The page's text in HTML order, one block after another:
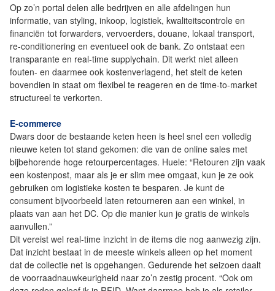
Op zo’n portal delen alle bedrijven en alle afdelingen hun
informatie, van styling, inkoop, logistiek, kwaliteitscontrole en
financiën tot forwarders, vervoerders, douane, lokaal transport,
re-conditionering en eventueel ook de bank. Zo ontstaat een
transparante en real-time supplychain. Dit werkt niet alleen
fouten- en daarmee ook kostenverlagend, het stelt de keten
bovendien in staat om flexibel te reageren en de time-to-market
structureel te verkorten.
E-commerce
Dwars door de bestaande keten heen is heel snel een volledig
nieuwe keten tot stand gekomen: die van de online sales met
bijbehorende hoge retourpercentages. Huele: “Retouren zijn vaak
een kostenpost, maar als je er slim mee omgaat, kun je ze ook
gebruiken om logistieke kosten te besparen. Je kunt de
consument bijvoorbeeld laten retourneren aan een winkel, in
plaats van aan het DC. Op die manier kun je gratis de winkels
aanvullen.”
Dit vereist wel real-time inzicht in de items die nog aanwezig zijn.
Dat inzicht bestaat in de meeste winkels alleen op het moment
dat de collectie net is opgehangen. Gedurende het seizoen daalt
de voorraadnauwkeurigheid naar zo’n zestig procent. “Ook om